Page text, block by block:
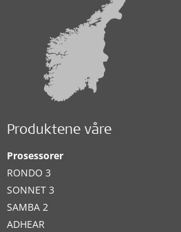
Produktene våre
Prosessorer
RONDO 3
SONNET 3
SAMBA 2
ADHEAR